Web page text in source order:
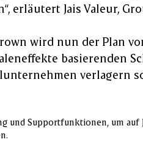
erläutert Jais Valeur,
wird nun der Plan
basierenden
verlagern
und Supportfunktionen, um auf